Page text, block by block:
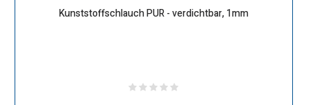
Kunststoffschlauch PUR - verdichtbar, 1mm